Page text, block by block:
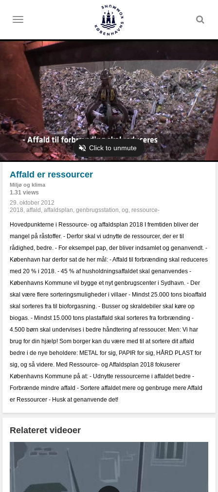
Toggle
Affald er ressourcer
Miljø og klima
1.31 views
29. oktober 2012
2018, affald , affaldsplan, genbrugsstation, og, ressource-
Hovedpunkterne i Ressource- og affaldsplan 2018 I fremtiden bliver der
mangel på råstoffer. - Derfor skal vi udnytte de ressourcer, der er til
rådighed, bedre. - For eksempel pap, der bliver indsamlet og genanvendt. -
København har derfor sat de her mål: - Affald til forbrænding skal reduceres
med 20 % i 2018. - 45 % af husholdningsaffaldet skal genanvendes -
Københavns Kommune vil bygge et nyt genbrugscenter i Sydhavn. - Der
skal være flere sorteringsmuligheder i villaer - Mindst 25.000 tons bioaffald
skal sorteres fra til bioforgasning. - Busser og skraldebiler skal køre op
biogas. - Mindst 15.000 tons plastaffald skal sorteres fra forbrænding -
4.500 børn skal undervises i bedre håndtering af ressoucer. Men: Vi har
brug for din hjælp! Som borger kan du være med til at sortere dit affald
bedre i de nye beholdere: METAL for sig, PAPIR for sig, HÅRD PLAST for
sig, og så videre. Med Ressource- og Affaldsplan 2018 fokuserer
Københavns Kommune på at: - Udnytte ressourcerne i affaldet bedre -
Forbrænde mindre affald - Sortere affaldet mere og genbruge mere Affald
er Ressourcer - Husk at genanvende det!
Relateret videoer